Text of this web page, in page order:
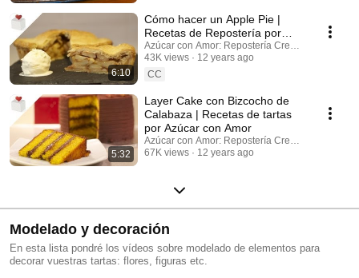
6:10
Cómo hacer un Apple Pie |
Recetas de Repostería por
Azúcar con Amor
Azúcar con Amor: Repostería Creativa
43K views
12 years ago
CC
5:32
Layer Cake con Bizcocho de
Calabaza | Recetas de tartas
por Azúcar con Amor
Azúcar con Amor: Repostería Creativa
67K views
12 years ago
Modelado y decoración
En esta lista pondré los vídeos sobre modelado de elementos para
decorar vuestras tartas: flores, figuras etc.